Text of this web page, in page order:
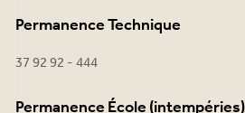
Permanence Technique
37 92 92 - 444